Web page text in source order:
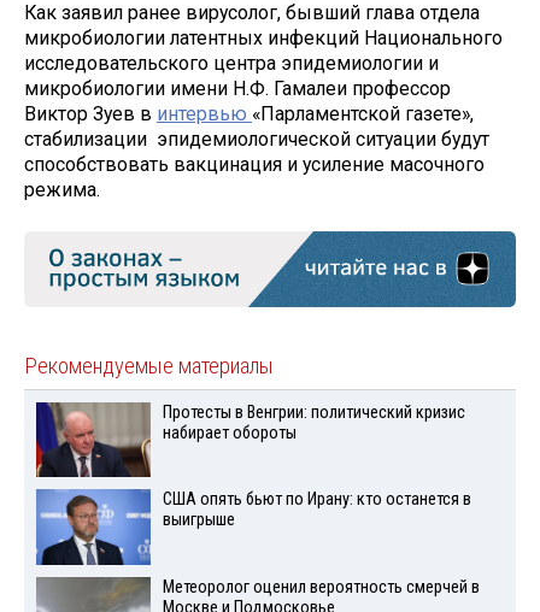
Как заявил ранее вирусолог, бывший глава отдела
микробиологии латентных инфекций Национального
исследовательского центра эпидемиологии и
микробиологии имени Н.Ф. Гамалеи профессор
Виктор Зуев в интервью «Парламентской газете»,
стабилизации эпидемиологической ситуации будут
способствовать вакцинация и усиление масочного
режима.
Рекомендуемые материалы
Протесты в Венгрии: политический кризис
набирает обороты
США опять бьют по Ирану: кто останется в
выигрыше
Метеоролог оценил вероятность смерчей в